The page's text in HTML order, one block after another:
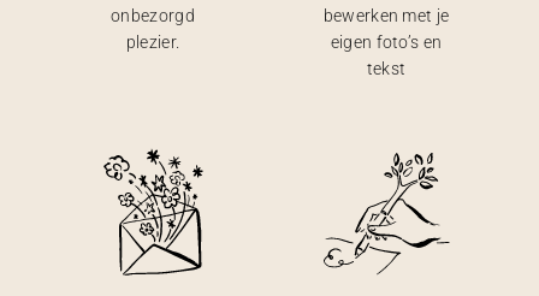
onbezorgd
plezier.
bewerken met je
eigen foto’s en
tekst